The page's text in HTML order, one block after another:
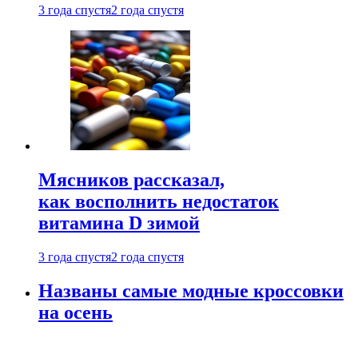
3 года спустя2 года спустя
Мясников рассказал,
как восполнить недостаток
витамина D зимой
3 года спустя2 года спустя
Названы самые модные кроссовки
на осень